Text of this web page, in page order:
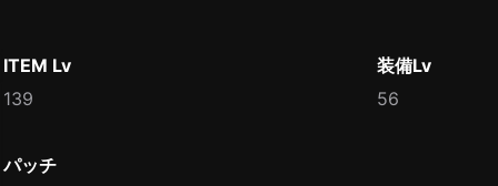
ITEM Lv
139
装備Lv
56
パッチ